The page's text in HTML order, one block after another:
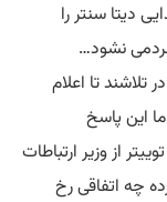
دیتا سنتر را
نشود…
تلاشند تا اعلام
این پاسخ
از وزیر ارتباطات
چه اتفاقی رخ